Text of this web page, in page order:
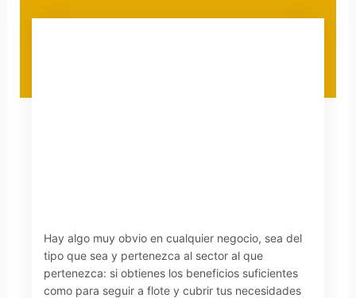
Hay algo muy obvio en cualquier negocio, sea del
tipo que sea y pertenezca al sector al que
pertenezca: si obtienes los beneficios suficientes
como para seguir a flote y cubrir tus necesidades